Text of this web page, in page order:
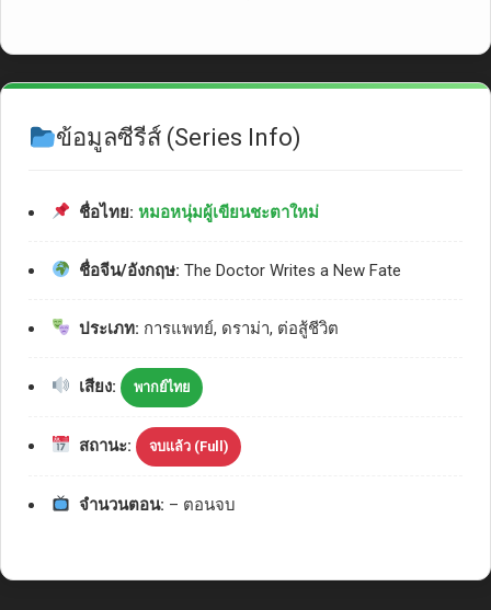
ข้อมูลซีรีส์ (Series Info)
ชื่อไทย: หมอหนุ่มผู้เขียนชะตาใหม่
ชื่อจีน/อังกฤษ: The Doctor Writes a New Fate
ประเภท: การแพทย์, ดราม่า, ต่อสู้ชีวิต
เสียง: พากย์ไทย
สถานะ: จบแล้ว (Full)
จำนวนตอน: – ตอนจบ